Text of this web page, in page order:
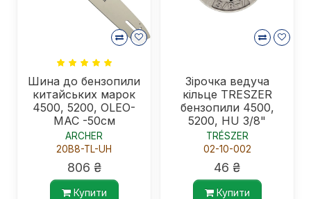
Шина до бензопили
китайських марок
4500, 5200, OLEO-
MAC -50см
ARCHER
20B8-TL-UH
806 ₴
Купити
Зірочка ведуча
кільце TRESZER
бензопили 4500,
5200, HU 3/8"
TRÉSZER
02-10-002
46 ₴
Купити